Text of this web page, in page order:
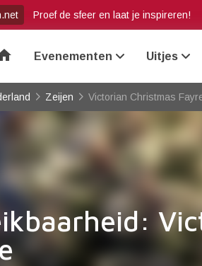
Proef de sfeer en laat je inspireren!
Evenementen Uitjes
Zeijen Victorian Christmas